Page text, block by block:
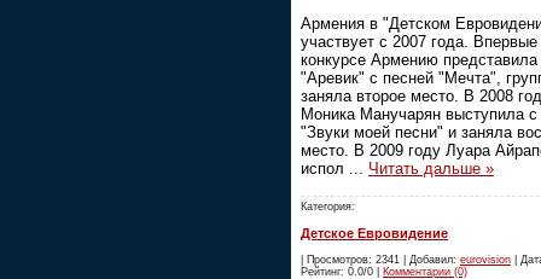
Армения в "Детском
участвует с 2007 года. Впервые
конкурсе Армению представила
"Аревик" с песней "Мечта",
заняла второе место. В 2008
Моника Манучарян выступила с
"Звуки моей песни" и заняла
место. В 2009 году Луара
испол
Читать дальше »
Категория:
Детское Евровидение
| Просмотров: 2341 | Добавил: eurovision |
Рейтинг: 0.0/0 | Комментарии (0)